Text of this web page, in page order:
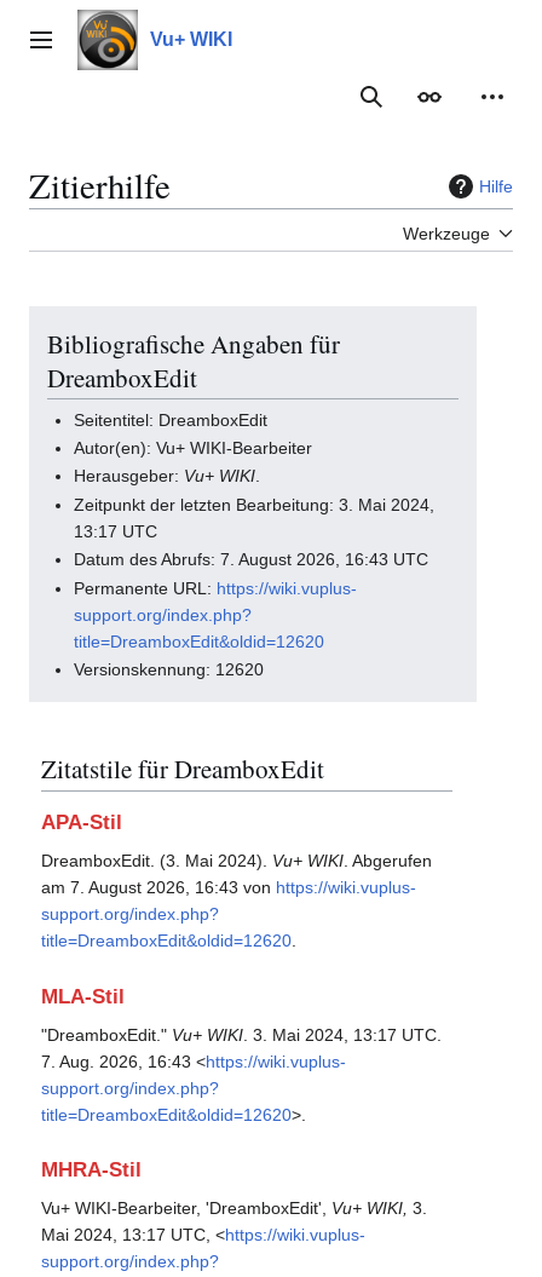
Inhalt
springenHauptmenü Vu+ WIKI
Suche
Zitierhilfe Hilfe
Werkzeuge
Bibliografische Angaben für
DreamboxEdit
Seitentitel: DreamboxEdit
Autor(en): Vu+ WIKI-Bearbeiter
Herausgeber: Vu+ WIKI.
Zeitpunkt der letzten Bearbeitung: 3. Mai 2024,
13:17 UTC
Datum des Abrufs: 7. August 2026, 16:43 UTC
Permanente URL: https://wiki.vuplus-
support.org/index.php?
title=DreamboxEdit&oldid=12620
Versionskennung: 12620
Zitatstile für DreamboxEdit
APA-Stil
DreamboxEdit. (3. Mai 2024). Vu+ WIKI. Abgerufen
am 7. August 2026, 16:43 von https://wiki.vuplus-
support.org/index.php?
title=DreamboxEdit&oldid=12620.
MLA-Stil
"DreamboxEdit." Vu+ WIKI . 3. Mai 2024, 13:17 UTC.
7. Aug. 2026, 16:43 <https://wiki.vuplus-
support.org/index.php?
title=DreamboxEdit&oldid=12620>.
MHRA-Stil
Vu+ WIKI-Bearbeiter, 'DreamboxEdit', Vu+ WIKI, 3.
Mai 2024, 13:17 UTC, <https://wiki.vuplus-
support.org/index.php?